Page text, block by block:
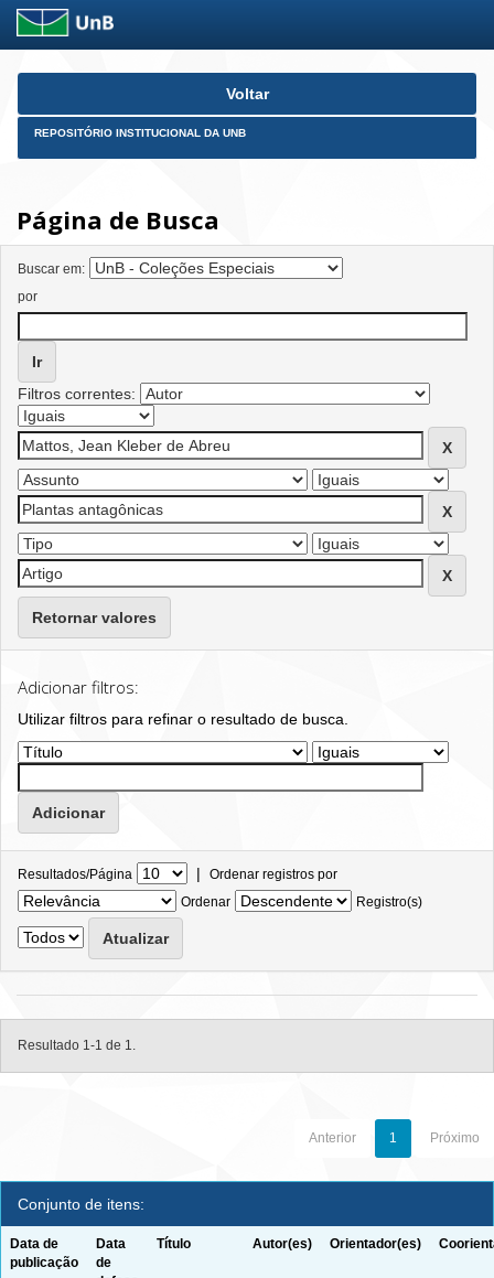
Skip
Voltar
REPOSITÓRIO INSTITUCIONAL DA UNB
Página de Busca
Buscar em:
por
Filtros correntes:
Retornar valores
Adicionar filtros:
Utilizar filtros para refinar o resultado de busca.
Resultados/Página | Ordenar registros por
Ordenar
Registro(s)
Resultado 1-1 de 1.
Anterior 1 Próximo
Conjunto de itens:
Data de
publicação
Data
de
Título Autor(es) Orientador(es)